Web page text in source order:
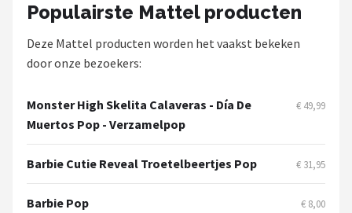
Populairste Mattel producten
Deze Mattel producten worden het vaakst bekeken
door onze bezoekers:
Monster High Skelita Calaveras - Día De
Muertos Pop - Verzamelpop
€ 49,99
Barbie Cutie Reveal Troetelbeertjes Pop € 31,95
Barbie Pop € 8,00